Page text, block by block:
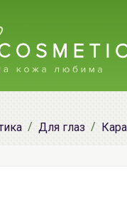
Для глаз